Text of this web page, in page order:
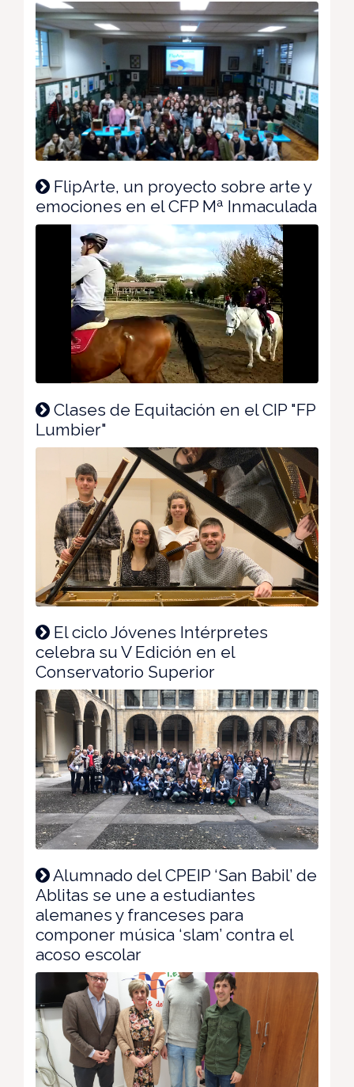
FlipArte, un proyecto sobre arte y
emociones en el CFP Mª Inmaculada
Clases de Equitación en el CIP "FP
Lumbier"
El ciclo Jóvenes Intérpretes
celebra su V Edición en el
Conservatorio Superior
Alumnado del CPEIP ‘San Babil’ de
Ablitas se une a estudiantes
alemanes y franceses para
componer música ‘slam’ contra el
acoso escolar